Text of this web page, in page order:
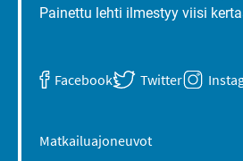
Painettu lehti ilmestyy viisi
Facebook Twitter
Matkailuajoneuvot